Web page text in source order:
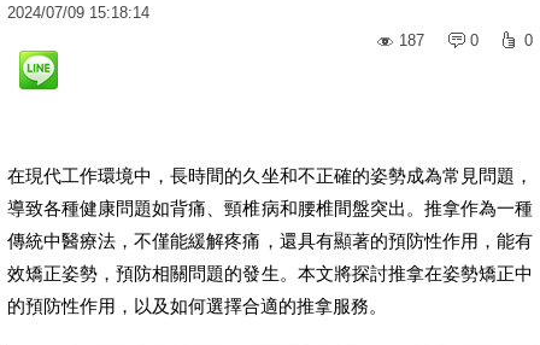
2024/07/09 15:18:14
187
0 0
在現代工作環境中，長時間的久坐和不正確的姿勢成為常見問題，
導致各種健康問題如背痛、頸椎病和腰椎間盤突出。推拿作為一種
傳統中醫療法，不僅能緩解疼痛，還具有顯著的預防性作用，能有
效矯正姿勢，預防相關問題的發生。本文將探討推拿在姿勢矯正中
的預防性作用，以及如何選擇合適的推拿服務。